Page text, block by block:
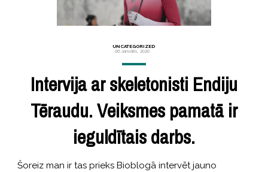
UNCATEGORIZED
06 Janvāris, 2020
Intervija ar skeletonisti Endiju
Tēraudu. Veiksmes pamatā ir
ieguldītais darbs.
Šoreiz man ir tas prieks Bioblogā intervēt jauno